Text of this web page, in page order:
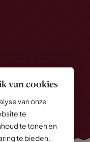
van cookies
van onze
te
te tonen en
te bieden.